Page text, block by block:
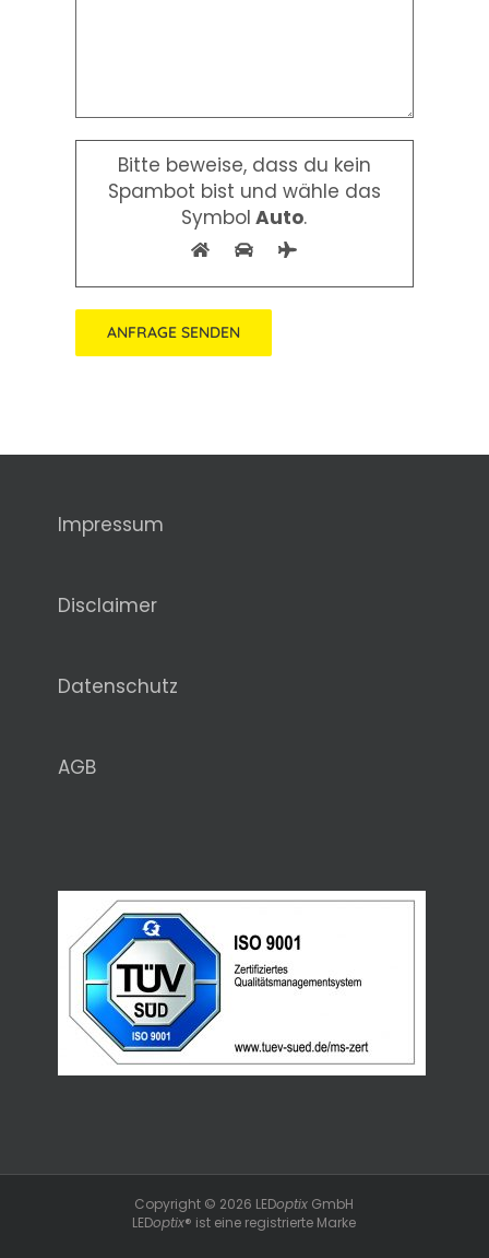
Bitte beweise, dass du kein
Spambot bist und wähle das
Symbol Auto.
Impressum
Disclaimer
Datenschutz
AGB
Copyright © 2026 LEDoptix GmbH
LEDoptix® ist eine registrierte Marke